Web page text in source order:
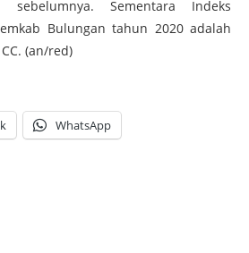
sebelumnya. Sementara Indeks
Bulungan tahun 2020 adalah
(an/red)
WhatsApp